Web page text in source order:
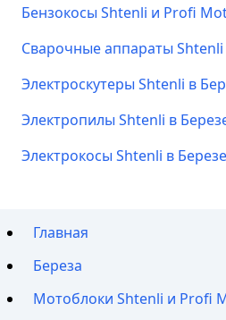
Бензокосы Shtenli и Profi
Сварочные аппараты Shtenli
Электроскутеры Shtenli в
Электропилы Shtenli в
Электрокосы Shtenli в Березе
Главная
Береза
Мотоблоки Shtenli и Profi